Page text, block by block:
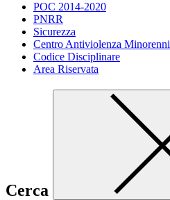
POC 2014-2020
PNRR
Sicurezza
Centro Antiviolenza Minorenni
Codice Disciplinare
Area Riservata
Cerca